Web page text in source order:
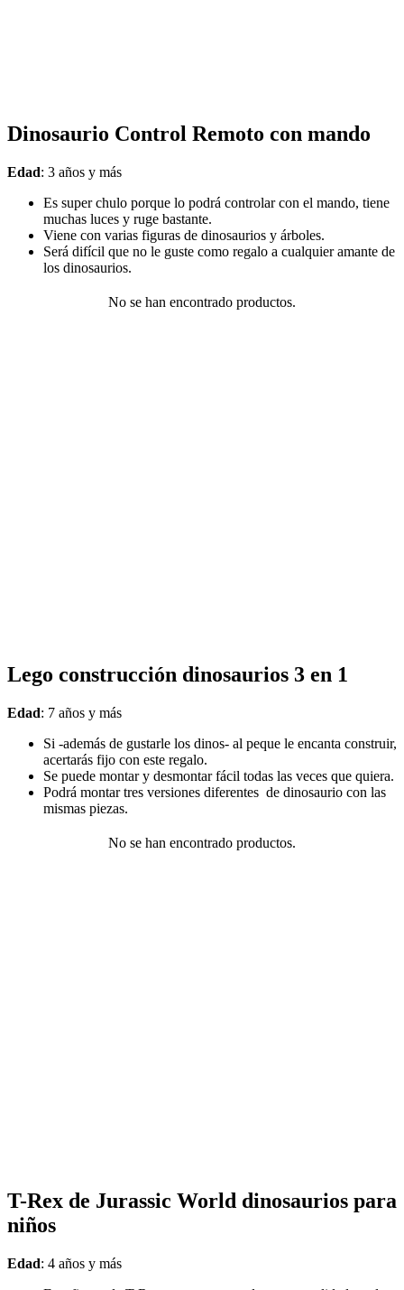
Dinosaurio Control Remoto con mando
Edad: 3 años y más
Es super chulo porque lo podrá controlar con el mando, tiene
muchas luces y ruge bastante.
Viene con varias figuras de dinosaurios y árboles.
Será difícil que no le guste como regalo a cualquier amante de
los dinosaurios.
No se han encontrado productos.
Lego construcción dinosaurios 3 en 1
Edad: 7 años y más
Si -además de gustarle los dinos- al peque le encanta construir,
acertarás fijo con este regalo.
Se puede montar y desmontar fácil todas las veces que quiera.
Podrá montar tres versiones diferentes de dinosaurio con las
mismas piezas.
No se han encontrado productos.
T-Rex de Jurassic World dinosaurios para
niños
Edad: 4 años y más